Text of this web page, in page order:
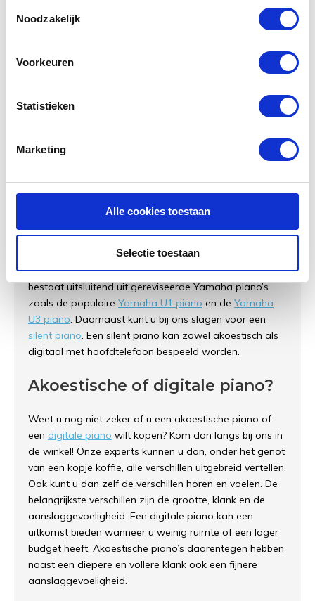
Noodzakelijk
Voorkeuren
Statistieken
Marketing
Alle cookies toestaan
Selectie toestaan
Bij Muziekhuis Souman koopt u de mooiste
hoogste service. Binnen ons assortiment vind u alles
van een voordelige beginnerspiano tot een exclusieve
‘high-end’ vleugel. Onze collectieakoestische piano's
bestaat uitsluitend uit gereviseerde Yamaha piano’s
zoals de populaire Yamaha U1 piano en de Yamaha
U3 piano. Daarnaast kunt u bij ons slagen voor een
silent piano. Een silent piano kan zowel akoestisch als
digitaal met hoofdtelefoon bespeeld worden.
Akoestische of digitale piano?
Weet u nog niet zeker of u een akoestische piano of
een digitale piano wilt kopen? Kom dan langs bij ons in
de winkel! Onze experts kunnen u dan, onder het genot
van een kopje koffie, alle verschillen uitgebreid vertellen.
Ook kunt u dan zelf de verschillen horen en voelen. De
belangrijkste verschillen zijn de grootte, klank en de
aanslaggevoeligheid. Een digitale piano kan een
uitkomst bieden wanneer u weinig ruimte of een lager
budget heeft. Akoestische piano’s daarentegen hebben
naast een diepere en vollere klank ook een fijnere
aanslaggevoeligheid.